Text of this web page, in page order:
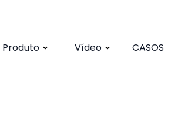
Produto Vídeo CASOS